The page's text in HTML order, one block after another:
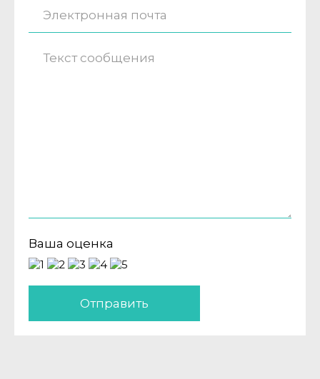
Ваша оценка
Отправить